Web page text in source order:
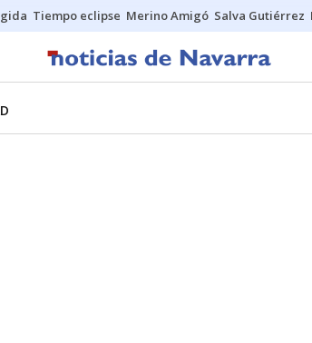
Tiempo eclipse Merino Amigó Salva Gutiérrez